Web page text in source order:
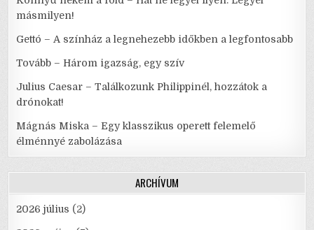
másmilyen!
Gettó – A színház a legnehezebb időkben a legfontosabb
Tovább – Három igazság, egy szív
Julius Caesar – Találkozunk Philippinél, hozzátok a
drónokat!
Mágnás Miska – Egy klasszikus operett felemelő
élménnyé zabolázása
ARCHÍVUM
2026 július (2)